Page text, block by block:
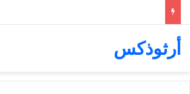
أرثوذكس